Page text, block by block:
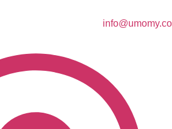
info@umomy.co